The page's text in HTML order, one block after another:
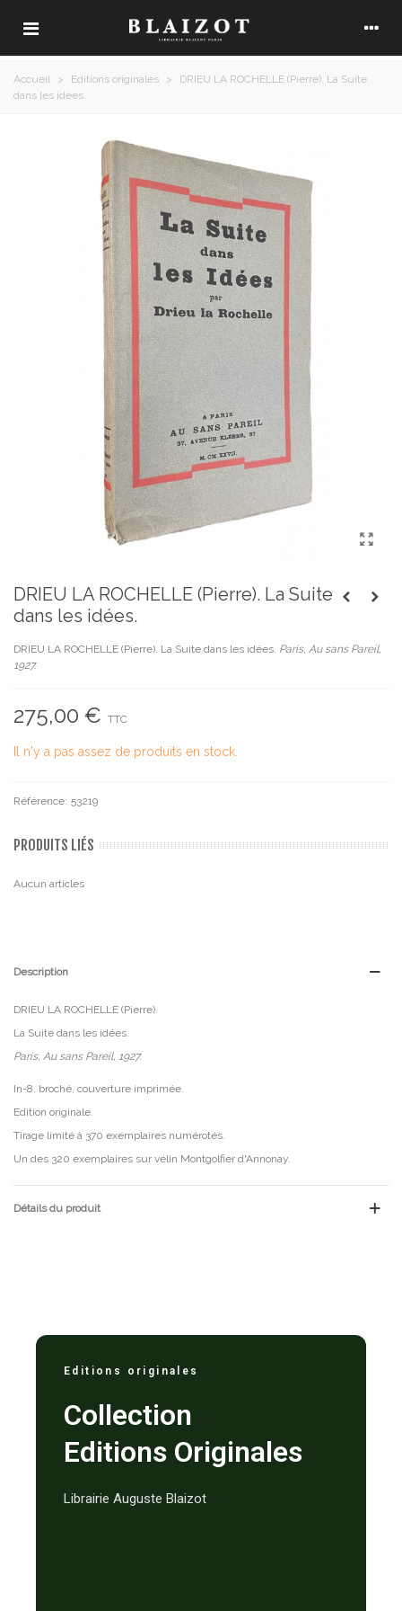
Accueil > Editions originales >
DRIEU LA ROCHELLE (Pierre). La Suite
dans les idées.
DRIEU LA ROCHELLE (Pierre). La Suite
dans les idées.
DRIEU LA ROCHELLE (Pierre). La Suite dans les idées. Paris, Au sans Pareil,
1927.
275,00 € TTC
Il n'y a pas assez de produits en stock.
Référence: 53219
PRODUITS LIÉS
Aucun articles
Description
DRIEU LA ROCHELLE (Pierre).
La Suite dans les idées.
Paris, Au sans Pareil, 1927.
In-8, broché, couverture imprimée.
Edition originale.
Tirage limité à 370 exemplaires numérotés.
Un des 320 exemplaires sur vélin Montgolfier d'Annonay.
Détails du produit
Editions originales
Collection
Editions Originales
Librairie Auguste Blaizot